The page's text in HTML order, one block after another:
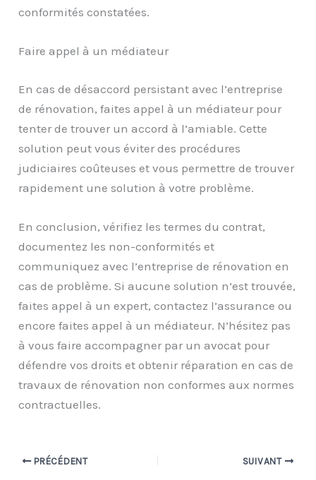
conformités constatées.
Faire appel à un médiateur
En cas de désaccord persistant avec l’entreprise
de rénovation, faites appel à un médiateur pour
tenter de trouver un accord à l’amiable. Cette
solution peut vous éviter des procédures
judiciaires coûteuses et vous permettre de trouver
rapidement une solution à votre problème.
En conclusion, vérifiez les termes du contrat,
documentez les non-conformités et
communiquez avec l’entreprise de rénovation en
cas de problème. Si aucune solution n’est trouvée,
faites appel à un expert, contactez l’assurance ou
encore faites appel à un médiateur. N’hésitez pas
à vous faire accompagner par un avocat pour
défendre vos droits et obtenir réparation en cas de
travaux de rénovation non conformes aux normes
contractuelles.
PRÉCÉDENT SUIVANT